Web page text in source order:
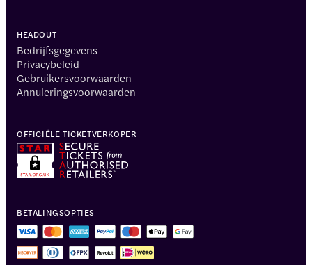
HEADOUT
Bedrijfsgegevens
Privacybeleid
Gebruikersvoorwaarden
Annuleringsvoorwaarden
BETALINGSOPTIES
OFFICIËLE TICKETVERKOPER